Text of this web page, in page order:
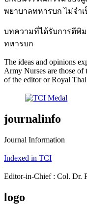
พยาบาลทหารบก ไม่จำเ
บทความที่ได้รับการตีพิ
ทหารบก
The ideas and opinions
Army Nurses are those of
of the editor or Royal
journalinfo
Journal Information
Indexed in TCI
Editor-in-Chief : Col. Dr.
logo